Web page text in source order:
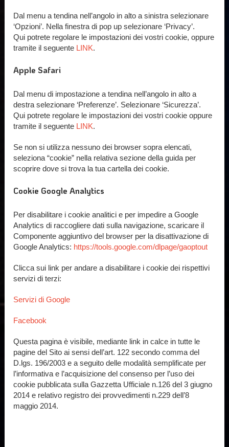
Dal menu a tendina nell’angolo in alto a sinistra selezionare
‘Opzioni’. Nella finestra di pop up selezionare ‘Privacy’.
Qui potrete regolare le impostazioni dei vostri cookie, oppure
tramite il seguente LINK.
Apple Safari
Dal menu di impostazione a tendina nell’angolo in alto a
destra selezionare ‘Preferenze’. Selezionare ‘Sicurezza’.
Qui potrete regolare le impostazioni dei vostri cookie oppure
tramite il seguente LINK.
Se non si utilizza nessuno dei browser sopra elencati,
seleziona “cookie” nella relativa sezione della guida per
scoprire dove si trova la tua cartella dei cookie.
Cookie Google Analytics
Per disabilitare i cookie analitici e per impedire a Google
Analytics di raccogliere dati sulla navigazione, scaricare il
Componente aggiuntivo del browser per la disattivazione di
Google Analytics: https://tools.google.com/dlpage/gaoptout
Clicca sui link per andare a disabilitare i cookie dei rispettivi
servizi di terzi:
Servizi di Google
Facebook
Questa pagina è visibile, mediante link in calce in tutte le
pagine del Sito ai sensi dell’art. 122 secondo comma del
D.lgs. 196/2003 e a seguito delle modalità semplificate per
l’informativa e l’acquisizione del consenso per l’uso dei
cookie pubblicata sulla Gazzetta Ufficiale n.126 del 3 giugno
2014 e relativo registro dei provvedimenti n.229 dell’8
maggio 2014.